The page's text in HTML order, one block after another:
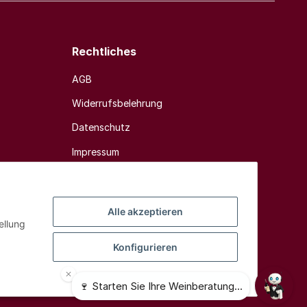
Alle akzeptieren
Konfigurieren
Rechtliches
AGB
Widerrufsbelehrung
Datenschutz
Impressum